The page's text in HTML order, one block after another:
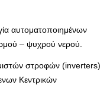
αυτοματοποιημένων
– ψυχρού νερού.
στροφών (inverters)
Κεντρικών